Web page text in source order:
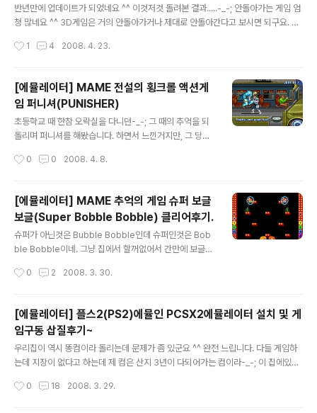
tp://desmume.org/download/ DeSmuMe에뮬의
장점 1. 화면 크기조절 및 Rotation 기능 예전에 DeSmu
인데요. 이게 No$Gba에서는 전혀 안되거든요. ..
반년만에 업데이트가 되었네요 ^^ 이것저것 돌려본 결과.....-_-; 안돌아가는 게임 엄
청 많네요 ^^ 3D게임은 거의 안돌아가거나 제대로 안돌아간다고 보시면 되구요. 슈
다-_-; 하지만, 이 에뮬의 장점은 NO$GBA에서 지원하지 않는 기능들을 지원합니
요. 윈도우 크기 조절도 가능하구요. 물론 NO$GBA에서도 유틸리티(NDS2xGL)
을 이용하면 가능하죠 ^^ 결론은 그냥 NO$GBA쓰자-_-; 입니다. 사이트에서 다운
받을 수 있습니다. 에뮬레이터 연구하시는 분들 오픈소스니 보세요 ^^ http://desm
ume.org/download/
1 4 2008. 4. 23.
[에뮬레이터] MAME 전설의 횡크롤 액션게
임 퍼니셔(PUNISHER)
초등학교 때 한참 오락실을 다니던-_-; 그 때의 추억을 되
돌리며 퍼니셔를 해봤습니다. 하면서 느낀거지만, 그 당시
퍼니셔의 뜻을 몰랐는데 Punish가 벌하다 응징하다 뭐 이
가족들에 대한 복수를 하는 건가봐요-_-; 다 총맞아 죽더니
주인공으로 추정되는 놈이 I am Punisher라고 하더니-_
-; 에어로빅 복장으로 나오는군요. 근데 이 게임의 단점은
케릭터를 못골라요-_-; 1p는 요 에어로빅 옷 입은 놈으로
자가 좋다고 이 놈으로 많이 했었던 것 같아요. 이놈은 스토
0 0 2008. 4. 8.
[에뮬레이터] MAME 추억의 게임 슈퍼 보글
보글(Super Bobble Bobble) 클리어후기.
슈퍼가 아닌것은 Bubble Bobble인데 슈퍼인것은 Bob
ble Bobble이네. 그냥 집에서 할꺼없어서 간만에 보글보
아서 시도해봤습니다. 머리가 워낙 나쁘고, 게임을 잘 못하
원 정도 들었겠군요. 100원에 깨는 사람도 있다던데 ^^ 옛
날에 오락실에서 보글보글 잘하는 친구녀석이 있었는데,
그 녀석이 치트키(?)를 알려줬었어요. Power Up하는 치
트키인데, 이거 걸면 신발이랑 사탕 먹은 상태(스피드업과
도 있는데, 20판마다 문이 나와서 들어가면 다이아많은 판
0 2 2008. 3. 30.
[에뮬레이터] 플스2(PS2)에뮬인 PCSX2에뮬레이터 설치 및 게
임구동 삽질후기~
우리집이 역시 똥컴이라 돌리는데 문제가 좀 있군요 ^^ 완전 느립니다. 다들 게임하
는데 지장이 없다고 하는데 제 컴은 산지 3년이 다되어가는 컴이라-_-; 이 집에있는
트북은 2년이 다되어 가는데 여기서 시도를 해봐야겠습니다. 노트북컴 사양은 Rad
0 18 2008. 3. 29.